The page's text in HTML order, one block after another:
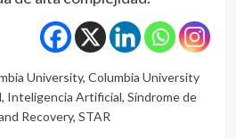
University, Columbia University
, Inteligencia Artificial, Síndrome de
Recovery, STAR